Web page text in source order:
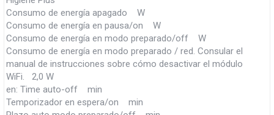
Consumo de energía apagado W
Consumo de energía en pausa/on W
Consumo de energía en modo preparado/off W
Consumo de energía en modo preparado / red. Consular el
manual de instrucciones sobre cómo desactivar el módulo
WiFi. 2,0 W
en: Time auto-off min
Temporizador en espera/on min